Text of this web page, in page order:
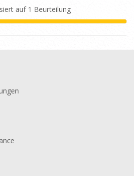
auf 1 Beurteilung